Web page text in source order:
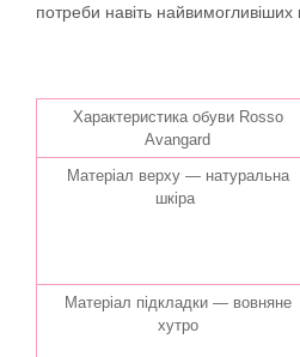
потреби навіть найвимогливіших
Характеристика обуви Rosso
Avangard
Матеріал верху — натуральна
шкіра
Матеріал підкладки — вовняне
хутро